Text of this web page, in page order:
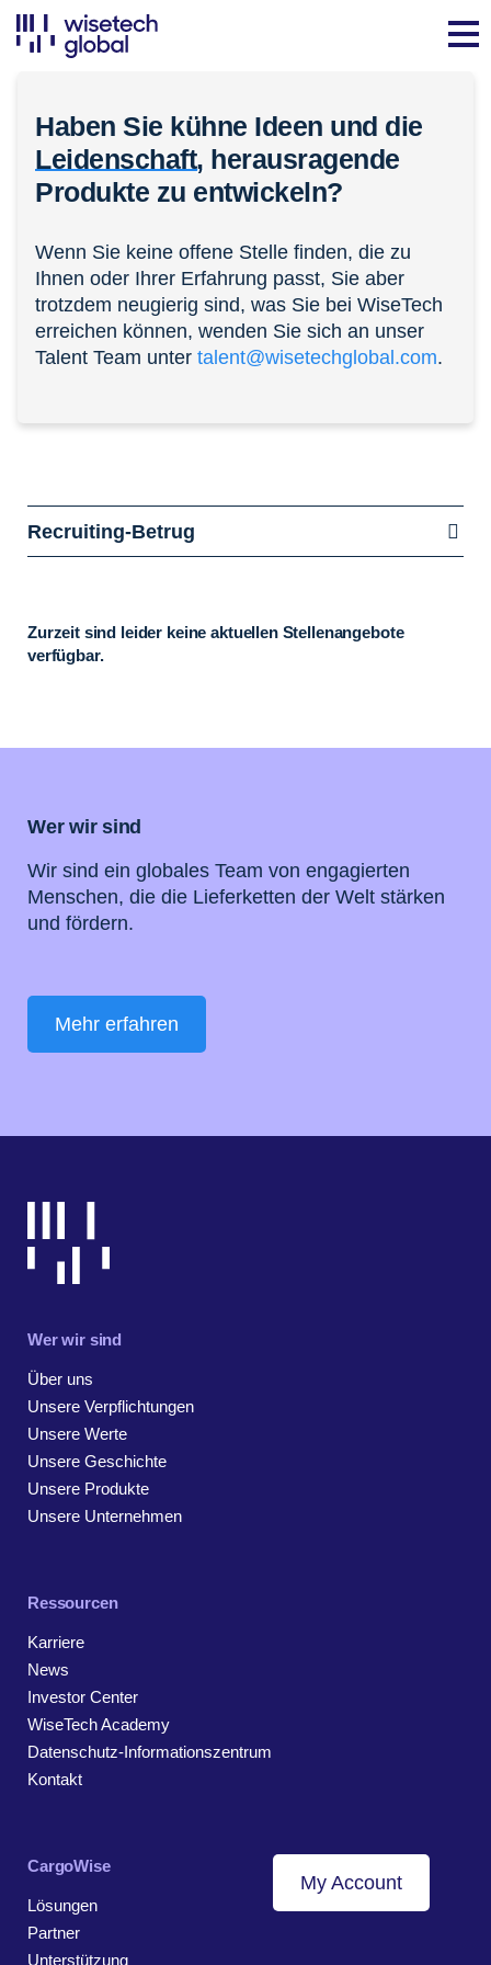
Haben Sie kühne Ideen und die
Leidenschaft, herausragende
Produkte zu entwickeln?
Wenn Sie keine offene Stelle finden, die zu
Ihnen oder Ihrer Erfahrung passt, Sie aber
trotzdem neugierig sind, was Sie bei WiseTech
erreichen können, wenden Sie sich an unser
Talent Team unter talent@wisetechglobal.com.
Recruiting-Betrug
Zurzeit sind leider keine aktuellen Stellenangebote
verfügbar.
Wer wir sind
Wir sind ein globales Team von engagierten
Menschen, die die Lieferketten der Welt stärken
und fördern.
Mehr erfahren
Wer wir sind
Über uns
Unsere Verpflichtungen
Unsere Werte
Unsere Geschichte
Unsere Produkte
Unsere Unternehmen
Ressourcen
Karriere
News
Investor Center
WiseTech Academy
Datenschutz-Informationszentrum
Kontakt
CargoWise
Lösungen
Partner
Unterstützung
My Account